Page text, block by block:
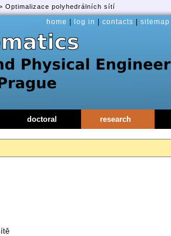
Optimalizace polyhedrálních sítí
home log in contacts sitemap
doctoral research